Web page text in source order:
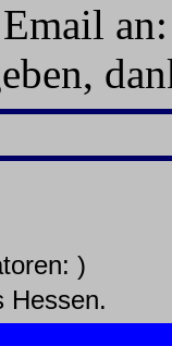
)
Hessen.